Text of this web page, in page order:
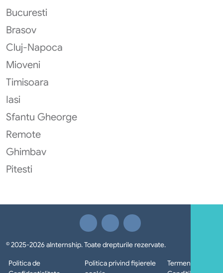
Bucuresti
Brasov
Cluj-Napoca
Mioveni
Timisoara
Iasi
Sfantu Gheorge
Remote
Ghimbav
Pitesti
© 2025-2026 aInternship. Toate drepturile rezervate.
Politica de
Politica privind fișierele
Termeni si